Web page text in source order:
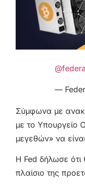
—
Σύμφωνα με
με το Υπουργείο
μεγεθών» να
Η Fed δήλωσε ότι
πλαίσιο της